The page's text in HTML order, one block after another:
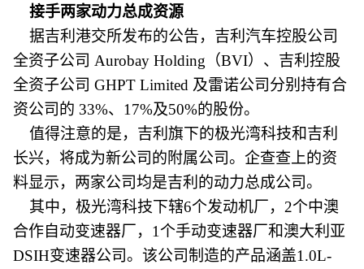
接手两家动力总成资源
据吉利港交所发布的公告，吉利汽车控股公司
全资子公司 Aurobay Holding（BVI）、吉利控股
全资子公司 GHPT Limited 及雷诺公司分别持有合
资公司的 33%、17%及50%的股份。
值得注意的是，吉利旗下的极光湾科技和吉利
长兴，将成为新公司的附属公司。企查查上的资
料显示，两家公司均是吉利的动力总成公司。
其中，极光湾科技下辖6个发动机厂，2个中澳
合作自动变速器厂，1个手动变速器厂和澳大利亚
DSIH变速器公司。该公司制造的产品涵盖1.0L-